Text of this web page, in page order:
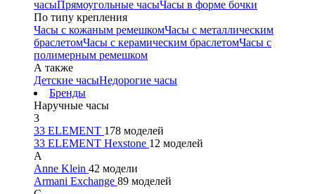
часыПрямоугольные часыЧасы в форме бочки
По типу крепления
Часы с кожаным ремешкомЧасы с металлическим
браслетомЧасы с керамическим браслетомЧасы с
полимерным ремешком
А также
Детские часыНедорогие часы
Бренды
Наручные часы
3
33 ELEMENT 178 моделей
33 ELEMENT Hexstone 12 моделей
A
Anne Klein 42 модели
Armani Exchange 89 моделей